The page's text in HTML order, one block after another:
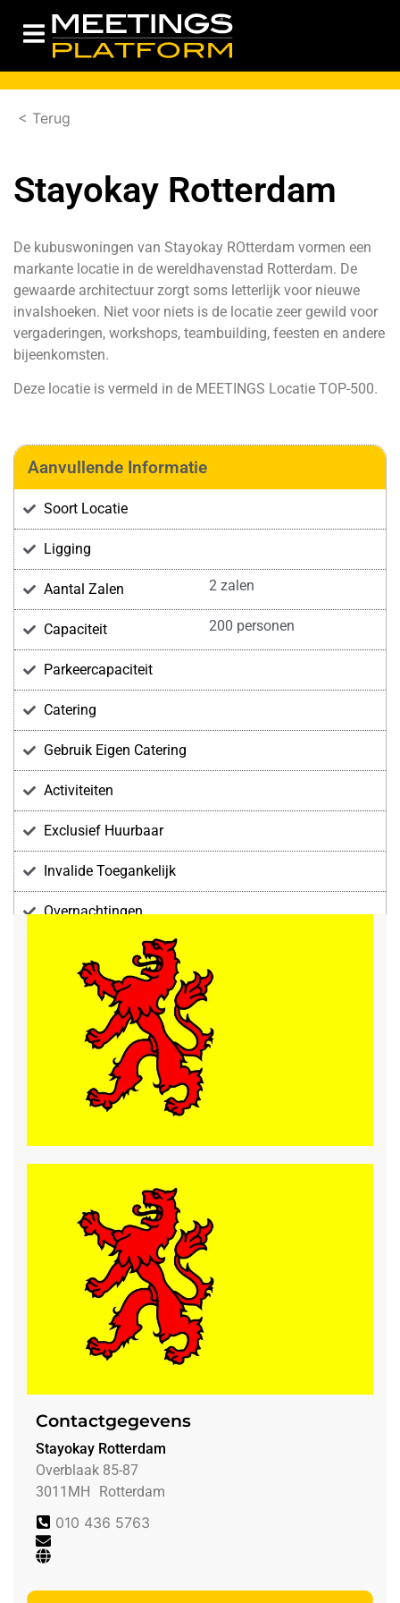
< Terug
Stayokay Rotterdam
De kubuswoningen van Stayokay ROtterdam vormen een
markante locatie in de wereldhavenstad Rotterdam. De
gewaarde architectuur zorgt soms letterlijk voor nieuwe
invalshoeken. Niet voor niets is de locatie zeer gewild voor
vergaderingen, workshops, teambuilding, feesten en andere
bijeenkomsten.
Deze locatie is vermeld in de MEETINGS Locatie TOP-500.
Aanvullende Informatie
Soort Locatie
Ligging
Aantal Zalen 2 zalen
Capaciteit 200 personen
Parkeercapaciteit
Catering
Gebruik Eigen Catering
Activiteiten
Exclusief Huurbaar
Invalide Toegankelijk
Overnachtingen
Voorzieningen
Contactgegevens
Stayokay Rotterdam
Overblaak 85-87
3011MH
Rotterdam
010 436 5763